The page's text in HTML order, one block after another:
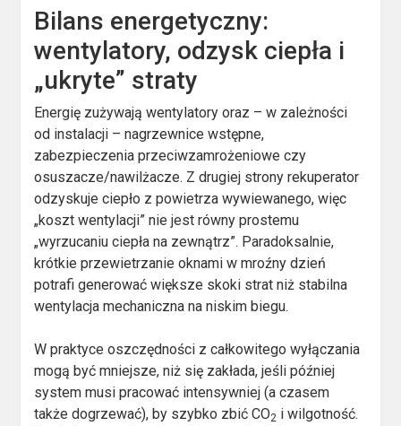
Bilans energetyczny:
wentylatory, odzysk ciepła i
„ukryte” straty
Energię zużywają wentylatory oraz – w zależności
od instalacji – nagrzewnice wstępne,
zabezpieczenia przeciwzamrożeniowe czy
osuszacze/nawilżacze. Z drugiej strony rekuperator
odzyskuje ciepło z powietrza wywiewanego, więc
„koszt wentylacji” nie jest równy prostemu
„wyrzucaniu ciepła na zewnątrz”. Paradoksalnie,
krótkie przewietrzanie oknami w mroźny dzień
potrafi generować większe skoki strat niż stabilna
wentylacja mechaniczna na niskim biegu.
W praktyce oszczędności z całkowitego wyłączania
mogą być mniejsze, niż się zakłada, jeśli później
system musi pracować intensywniej (a czasem
także dogrzewać), by szybko zbić CO2 i wilgotność.